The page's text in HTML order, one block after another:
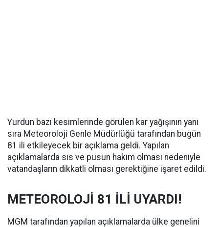
Yurdun bazı kesimlerinde görülen kar yağışının yanı
sıra Meteoroloji Genle Müdürlüğü tarafından bugün
81 ili etkileyecek bir açıklama geldi. Yapılan
açıklamalarda sis ve pusun hakim olması nedeniyle
vatandaşların dikkatli olması gerektiğine işaret edildi.
METEOROLOJİ 81 İLİ UYARDI!
MGM tarafından yapılan açıklamalarda ülke genelini